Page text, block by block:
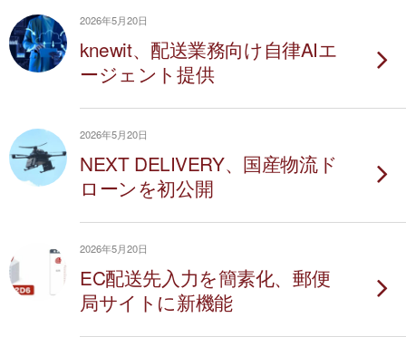
2026年5月20日
knewit、配送業務向け自律AIエ
ージェント提供
2026年5月20日
NEXT DELIVERY、国産物流ド
ローンを初公開
2026年5月20日
EC配送先入力を簡素化、郵便
局サイトに新機能